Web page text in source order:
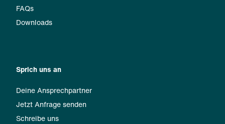
FAQs
Downloads
Sprich uns an
Deine Ansprechpartner
Jetzt Anfrage senden
Schreibe uns